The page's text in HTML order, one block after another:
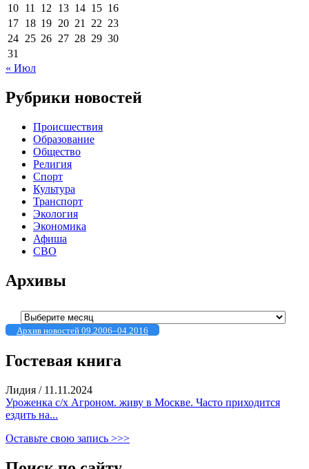
10 11 12 13 14 15 16
17 18 19 20 21 22 23
24 25 26 27 28 29 30
31
« Июл
Рубрики новостей
Происшествия
Образование
Общество
Религия
Спорт
Культура
Транспорт
Экология
Экономика
Афиша
СВО
Архивы
Архивы
Архив новостей 09.2006–04.2016
Гостевая книга
Лидия / 11.11.2024
Уроженка с/х Агроном. живу в Москве. Часто приходится
ездить на...
Оставьте свою запись >>>